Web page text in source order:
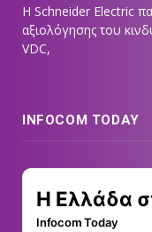
Η Schneider Electric
αξιολόγησης του
VDC,
INFOCOM TODAY